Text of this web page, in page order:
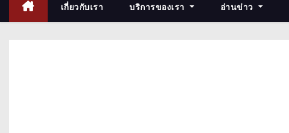
เกี่ยวกับเรา บริการของเรา อ่านข่าว